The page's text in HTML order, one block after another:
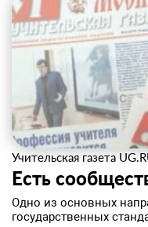
Учительская газета
Есть
​Одно из основных
государственных